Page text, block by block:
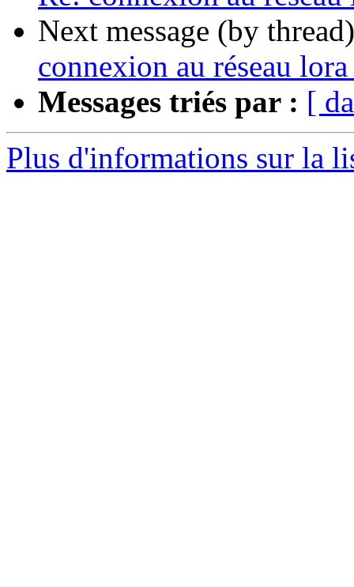
Next message (by
connexion au réseau
Messages triés par : [
Plus d'informations sur la